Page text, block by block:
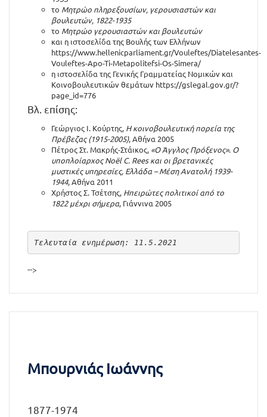
το Μητρώο πληρεξουσίων, γερουσιαστών και
βουλευτών, 1822-1935
το Μητρώο γερουσιαστών και βουλευτών
και η ιστοσελίδα της Βουλής των Ελλήνων
https://www.hellenicparliament.gr/Vouleftes/Diatelesantes-
Vouleftes-Apo-Ti-Metapolitefsi-Os-Simera/
η ιστοσελίδα της Γενικής Γραμματείας Νομικών και
Κοινοβουλευτικών θεμάτων https://gslegal.gov.gr/?
page_id=776
Βλ. επίσης:
Γεώργιος Ι. Κούρτης, Η κοινοβουλευτική πορεία της
Πρέβεζας (1915-2005), Αθήνα 2005
Πέτρος Στ. Μακρής-Στάικος, «Ο Άγγλος Πρόξενος». Ο
υποπλοίαρχος Noël C. Rees και οι βρετανικές
μυστικές υπηρεσίες, Ελλάδα – Μέση Ανατολή 1939-
1944, Αθήνα 2011
Χρήστος Σ. Τσέτσης, Ηπειρώτες πολιτικοί από το
1822 μέχρι σήμερα, Γιάννινα 2005
Τελευταία ενημέρωση: 11.5.2021
-->
Μπουρνιάς Ιωάννης
1877-1974